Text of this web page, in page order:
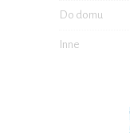
Do domu
Inne